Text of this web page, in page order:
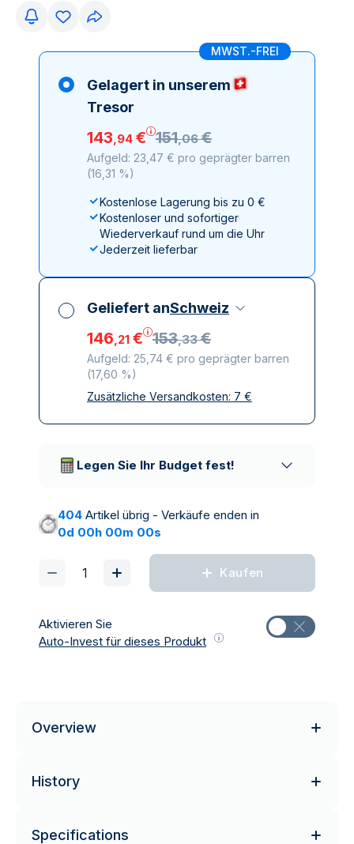
MWST.-FREI
Gelagert in unserem
Tresor
143,94 € 151,06 €
Aufgeld: 23,47 € pro geprägter barren
(16,31 %)
Kostenlose Lagerung bis zu 0 €
Kostenloser und sofortiger
Wiederverkauf rund um die Uhr
Jederzeit lieferbar
Geliefert anSchweiz
146,21 € 153,33 €
Aufgeld: 25,74 € pro geprägter barren
(17,60 %)
Alle Steuern inbegriffen
Zusätzliche Versandkosten: 7 €
Legen Sie Ihr Budget fest!
404 Artikel übrig - Verkäufe enden in
0d 00h 00m 00s
Kaufen
Aktivieren Sie
Auto-Invest für dieses Produkt
Overview
History
Specifications